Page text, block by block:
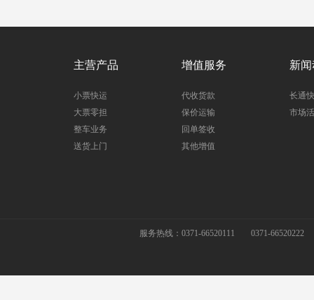
主营产品
小票快运
大票零担
整车业务
送货上门
增值服务
代收货款
保价运输
回单签收
其他增值
新
长通
市场
服务热线：0371-66520111 0371-66520222